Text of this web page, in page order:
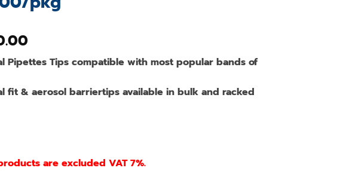
Pipettes Tips compatible with most popular bands of
fit & aerosol barriertips available in bulk and racked
are excluded VAT 7%.